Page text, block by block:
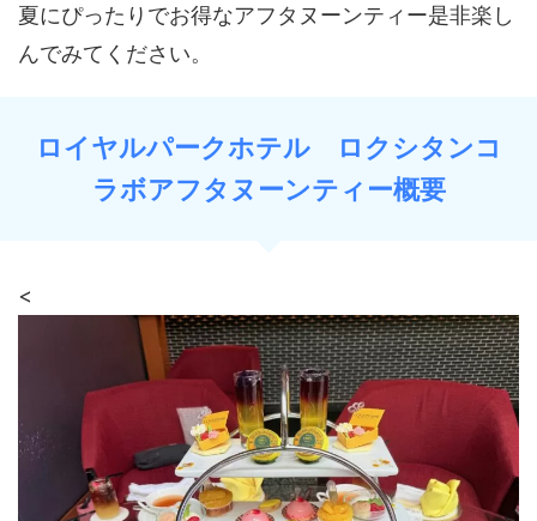
夏にぴったりでお得なアフタヌーンティー是非楽し
んでみてください。
ロイヤルパークホテル ロクシタンコ
ラボアフタヌーンティー概要
<